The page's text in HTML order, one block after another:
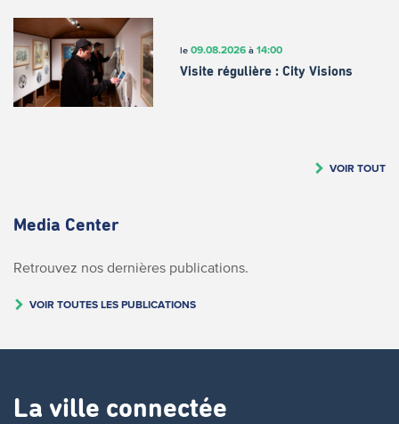
le 09.08.2026à 14:00
Visite régulière : City Visions
VOIR TOUT
Media Center
Retrouvez nos dernières publications.
VOIR TOUTES LES PUBLICATIONS
La ville connectée